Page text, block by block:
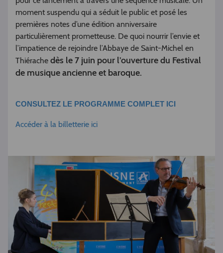
moment suspendu qui a séduit le public et posé les
premières notes d’une édition anniversaire
particulièrement prometteuse. De quoi nourrir l’envie et
l’impatience de rejoindre l’Abbaye de Saint-Michel en
Thiérache dès le 7 juin pour l’ouverture du Festival
de musique ancienne et baroque.
CONSULTEZ LE PROGRAMME COMPLET ICI
Accéder à la billetterie ici